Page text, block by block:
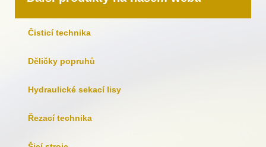
Čisticí technika
Děličky popruhů
Hydraulické sekací lisy
Řezací technika